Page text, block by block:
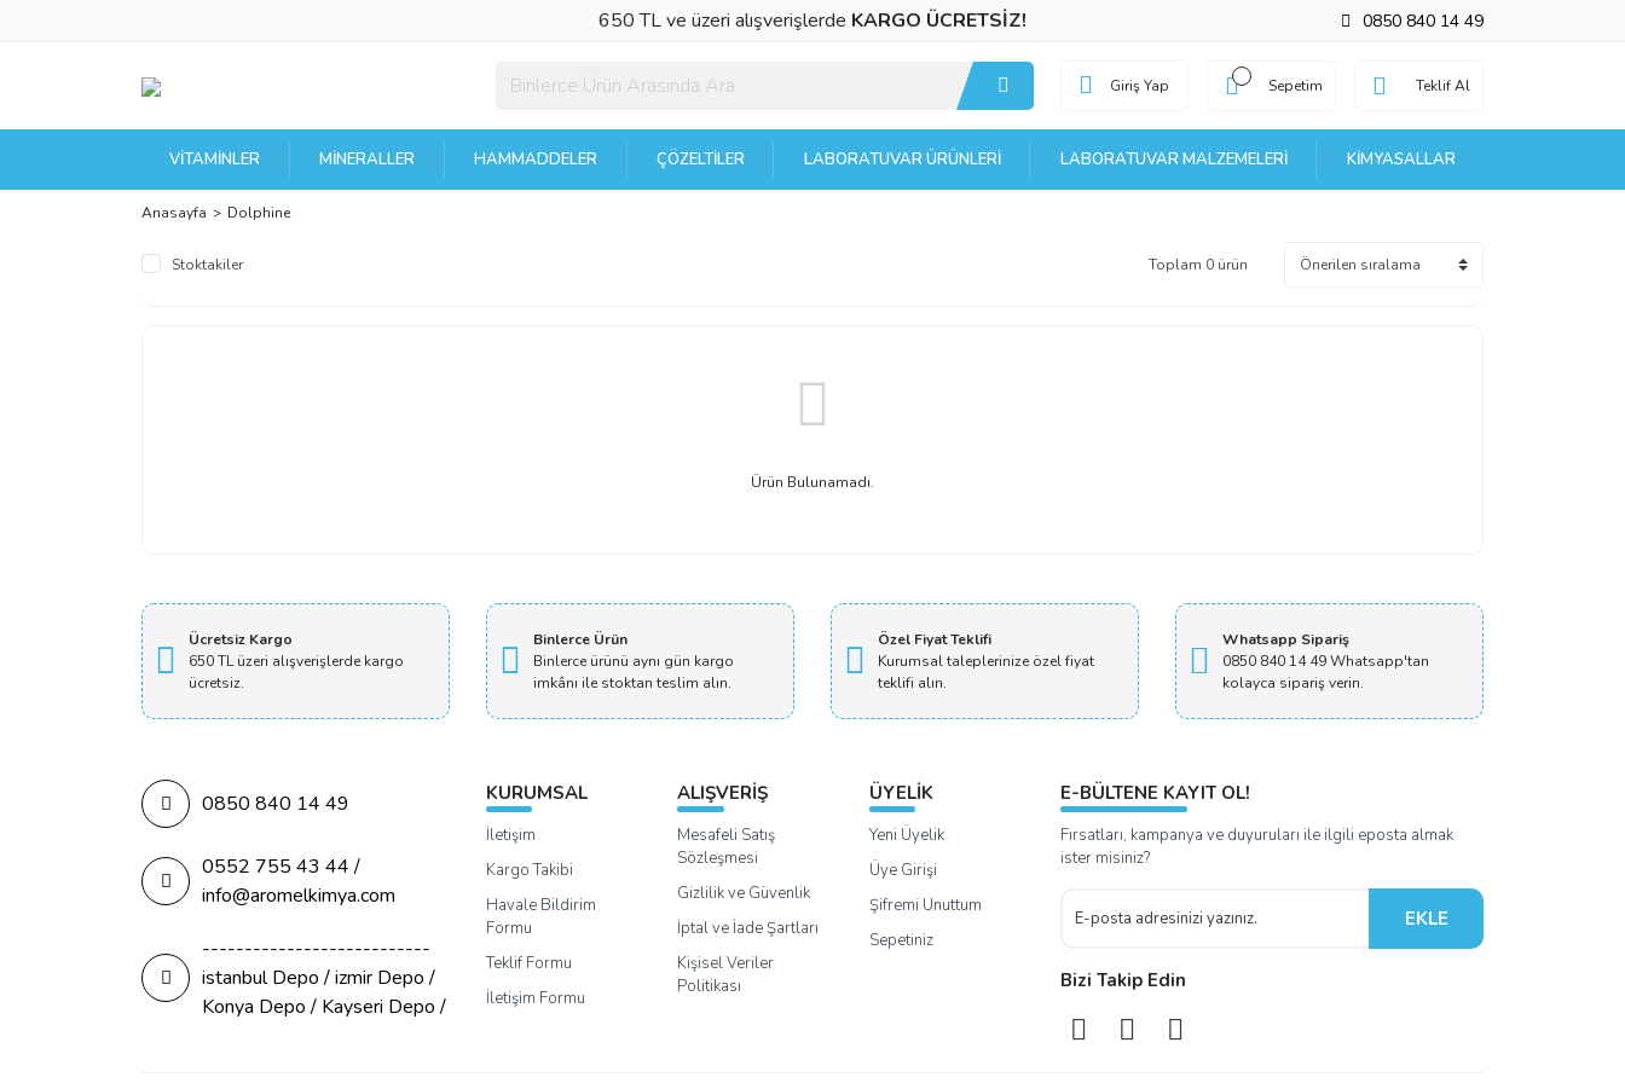
650 TL ve üzeri alışverişlerde KARGO ÜCRETSİZ! 0850 840 14 49
Giriş Yap Sepetim Teklif Al
VITAMINLER MINERALLER HAMMADDELER ÇÖZELTILER LABORATUVAR ÜRÜNLERI LABORATUVAR MALZEMELERI KIMYASALLAR
Anasayfa Dolphine
Stoktakiler Toplam 0 ürün
Ürün Bulunamadı.
Ücretsiz Kargo
650 TL üzeri alışverişlerde kargo
ücretsiz.
Binlerce Ürün
Binlerce ürünü aynı gün kargo
imkânı ile stoktan teslim alın.
Özel Fiyat Teklifi
Kurumsal taleplerinize özel fiyat
teklifi alın.
Whatsapp Sipariş
0850 840 14 49 Whatsapp'tan
kolayca sipariş verin.
0850 840 14 49
0552 755 43 44 /
info@aromelkimya.com
---------------------------
istanbul Depo / izmir Depo /
Konya Depo / Kayseri Depo /
KURUMSAL
İletişim
Kargo Takibi
Havale Bildirim
Formu
Teklif Formu
İletişim Formu
ALIŞVERİŞ
Mesafeli Satış
Sözleşmesi
Gizlilik ve Güvenlik
İptal ve İade Şartları
Kişisel Veriler
Politikası
ÜYELİK
Yeni Üyelik
Üye Girişi
Şifremi Unuttum
Sepetiniz
E-BÜLTENE KAYIT OL!
Fırsatları, kampanya ve duyuruları ile ilgili eposta almak
ister misiniz?
EKLE
Bizi Takip Edin